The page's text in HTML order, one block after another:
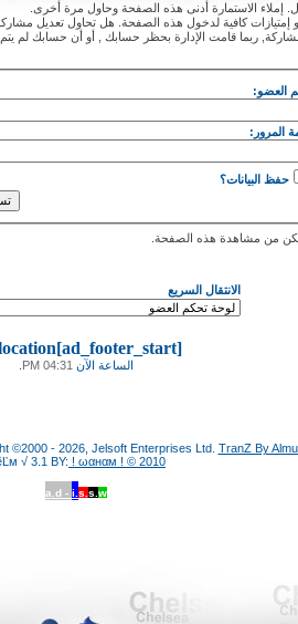
الاستمارة أدنى هذه الصفحة وحاول مرة أخرى.
إمتيازات كافية لدخول هذه الصفحة. هل تحاول تعديل
ربما قامت الإدارة بحظر حسابك , أو أن حسابك لم يتم
العضو:
المرور:
حفظ البيانات؟
من مشاهدة هذه الصفحة.
الانتقال السريع
الساعة الآن 04:31 PM
©2000 - 2026, Jelsoft Enterprises Ltd. TranZ By
√ 3.1 BY: ! ωαнαм ! © 2010
a.d - i. s. s. w